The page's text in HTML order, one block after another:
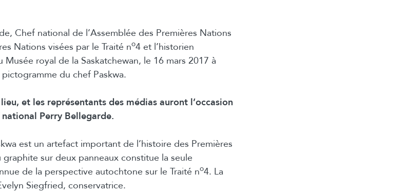
Chef national de l’Assemblée des Premières Nations
Nations visées par le Traité no4 et l’historien
royal de la Saskatchewan, le 16 mars 2017 à
du chef Paskwa.
et les représentants des médias auront l’occasion
Perry Bellegarde.
est un artefact important de l’histoire des Premières
sur deux panneaux constitue la seule
de la perspective autochtone sur le Traité no4. La
Siegfried, conservatrice.